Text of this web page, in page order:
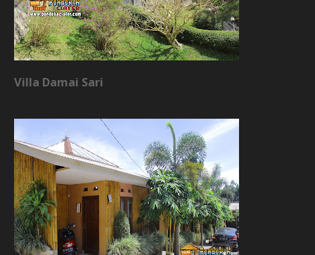
Villa Damai Sari